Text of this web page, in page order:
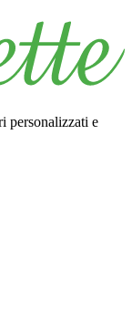
personalizzati e